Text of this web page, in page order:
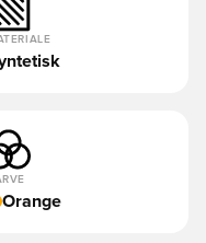
Orange